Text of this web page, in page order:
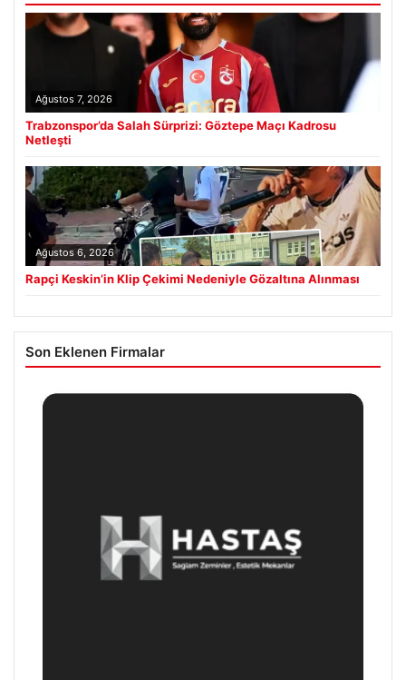
Ağustos 7, 2026
Trabzonspor’da Salah Sürprizi: Göztepe Maçı Kadrosu
Netleşti
Ağustos 6, 2026
Rapçi Keskin’in Klip Çekimi Nedeniyle Gözaltına Alınması
Son Eklenen Firmalar